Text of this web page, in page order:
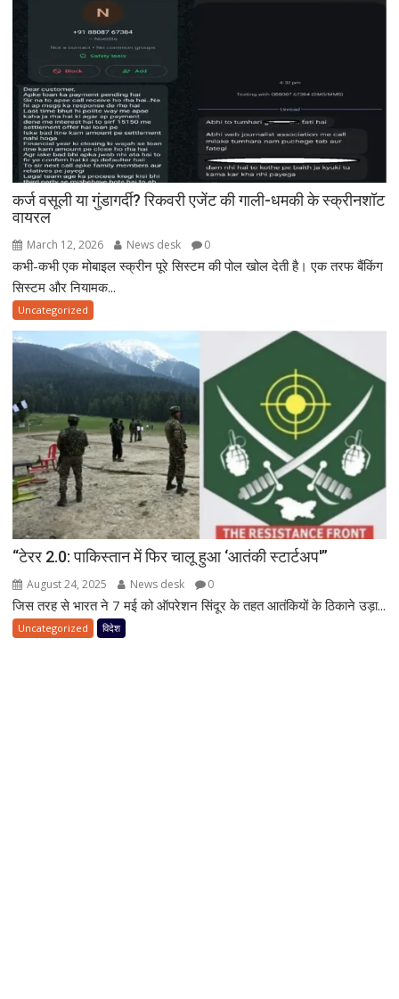
कर्ज वसूली या गुंडागर्दी? रिकवरी एजेंट की गाली-धमकी के स्क्रीनशॉट
वायरल
March 12, 2026 News desk 0
कभी-कभी एक मोबाइल स्क्रीन पूरे सिस्टम की पोल खोल देती है। एक तरफ बैंकिंग
सिस्टम और नियामक...
Uncategorized
“टेरर 2.0: पाकिस्तान में फिर चालू हुआ ‘आतंकी स्टार्टअप'”
August 24, 2025 News desk 0
जिस तरह से भारत ने 7 मई को ऑपरेशन सिंदूर के तहत आतंकियों के ठिकाने उड़ा...
Uncategorized विदेश